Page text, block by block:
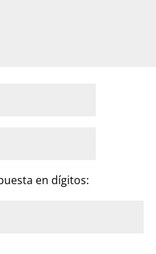
en dígitos: